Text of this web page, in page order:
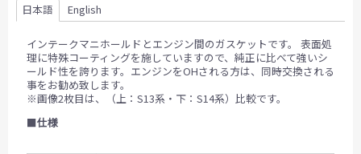
日本語 English
インテークマニホールドとエンジン間のガスケットです。 表面処
理に特殊コーティングを施していますので、純正に比べて強いシ
ールド性を誇ります。エンジンをOHされる方は、同時交換される
事をお勧め致します。
※画像2枚目は、（上：S13系・下：S14系）比較です。
■仕様